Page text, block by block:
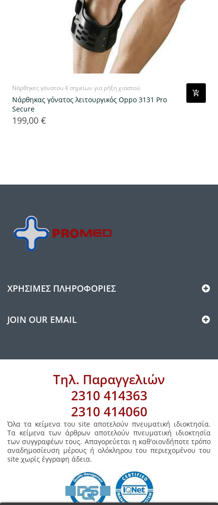
Νάρθηκες γόνατου 4 σημείων για ρήξη χιαστού
Νάρθηκας γόνατος λειτουργικός Oppo 3131 Pro
Secure
Τιμή
199,00 €
ΧΡΉΣΙΜΕΣ ΠΛΗΡΟΦΟΡΊΕΣ
JOIN OUR EMAIL
Τηλ. Παραγγελιών
2310 414363
2310 414060
Όλα τα κείμενα του site αποτελούν πνευματική ιδιοκτησία.
Τα κείμενα των άρθρων αποτελούν πνευματική ιδιοκτησία
των συγγραφέων τους. Απαγορεύεται η καθ'οιονδήποτε τρόπο
αναδημοσίευση μέρους ή ολόκληρου του περιεχομένου του
site χωρίς έγγραφη άδεια.